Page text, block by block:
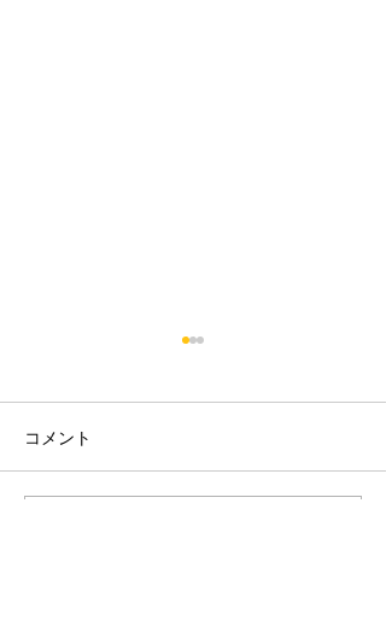
2026/08/06 市松参戦
コメント